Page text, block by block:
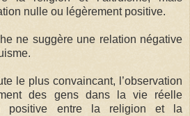
nulle ou légèrement positive.
ne suggère une relation négative
le plus convaincant, l’observation
des gens dans la vie réelle
positive entre la religion et la